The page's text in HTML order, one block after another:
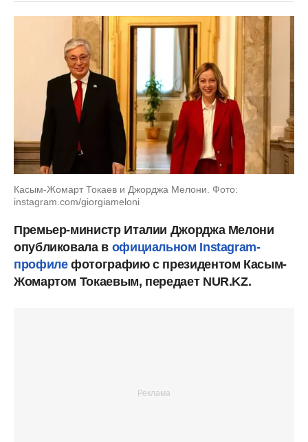
Касым-Жомарт Токаев и Джорджа Мелони. Фото:
instagram.com/giorgiameloni
Премьер-министр Италии Джорджа Мелони
опубликовала вофициальном Instagram-
профилефотографию с президентом Касым-
Жомартом Токаевым, передает NUR.KZ.